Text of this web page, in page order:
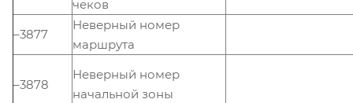
чеков
–3877
Неверный номер
маршрута
–3878
Неверный номер
начальной зоны